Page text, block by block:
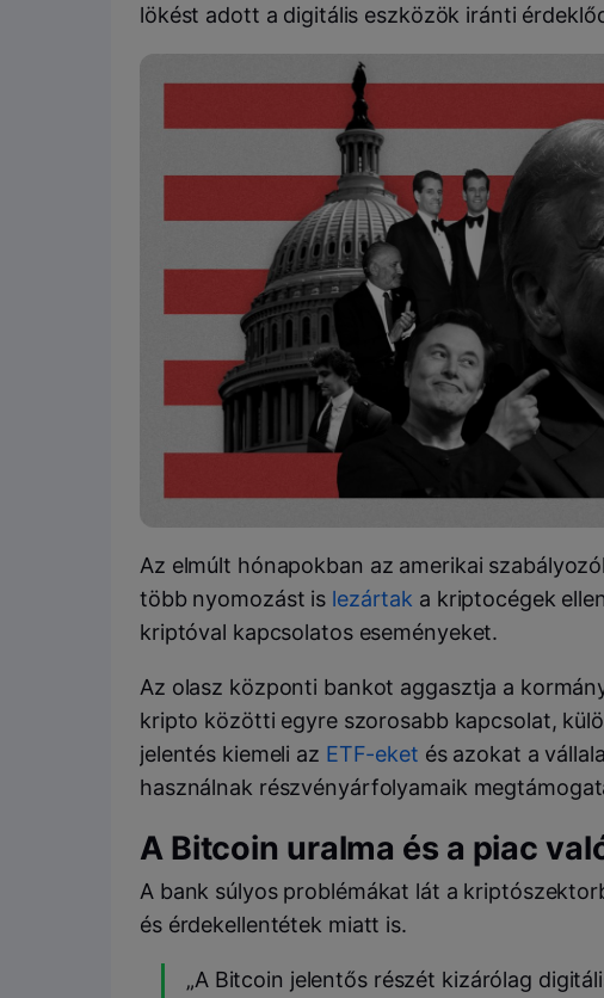
lökést adott a digitális eszközök iránti
Az elmúlt hónapokban az amerikai
több nyomozást is lezártak a kriptocégek
kriptóval kapcsolatos eseményeket.
Az olasz központi bankot aggasztja a
kripto közötti egyre szorosabb kapcsolat,
jelentés kiemeli az ETF-eket és azokat a
használnak részvényárfolyamaik
A Bitcoin uralma és a piac
A bank súlyos problémákat lát a
és érdekellentétek miatt is.
„A Bitcoin jelentős részét kizárólag